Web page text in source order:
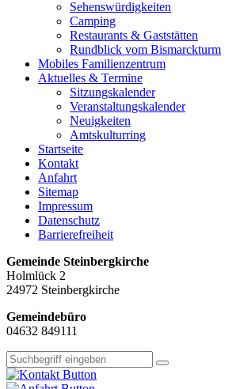
Sehenswürdigkeiten
Camping
Restaurants & Gaststätten
Rundblick vom Bismarckturm
Mobiles Familienzentrum
Aktuelles & Termine
Sitzungskalender
Veranstaltungskalender
Neuigkeiten
Amtskulturring
Startseite
Kontakt
Anfahrt
Sitemap
Impressum
Datenschutz
Barrierefreiheit
Gemeinde Steinbergkirche
Holmlück 2
24972 Steinbergkirche
Gemeindebüro
04632 849111